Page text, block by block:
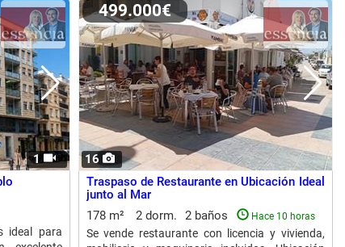
1
ideal para
16
499.000€
Traspaso de Restaurante en Ubicación Ideal
junto al Mar
178 m²
2 dorm. 2 baños Hace 10 horas
Se vende restaurante con licencia y vivienda,